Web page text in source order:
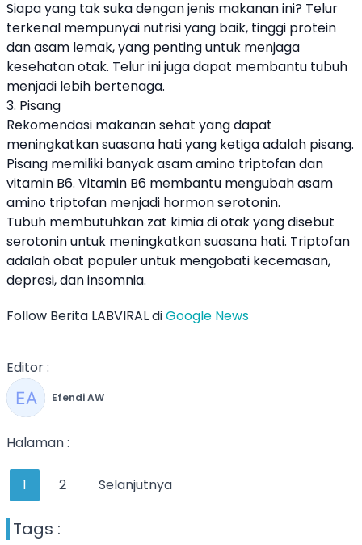
Siapa yang tak suka dengan jenis makananini? Telur
terkenal mempunyai nutrisi yang baik, tinggi protein
dan asam lemak, yang penting untuk menjaga
kesehatan otak. Telur ini juga dapat membantu tubuh
menjadi lebih bertenaga.
3. Pisang
Rekomendasi makanansehat yang dapat
meningkatkan suasana hati yang ketiga adalah pisang.
Pisang memiliki banyak asam amino triptofan dan
vitamin B6. Vitamin B6 membantu mengubah asam
amino triptofan menjadi hormon serotonin.
Tubuh membutuhkan zat kimia di otak yang disebut
serotonin untuk meningkatkan suasana hati. Triptofan
adalah obat populer untuk mengobati kecemasan,
depresi, dan insomnia.
Follow Berita LABVIRAL diGoogle News
Editor :
Efendi AW
Halaman :
1 2 Selanjutnya
Tags :